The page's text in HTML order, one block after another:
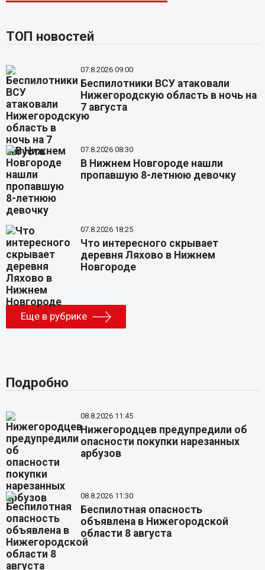
ТОП новостей
07.8.2026 09:00
Беспилотники ВСУ атаковали
Нижегородскую область в ночь на
7 августа
07.8.2026 08:30
В Нижнем Новгороде нашли
пропавшую 8-летнюю девочку
07.8.2026 18:25
Что интересного скрывает
деревня Ляхово в Нижнем
Новгороде
Еще в рубрике
Подробно
08.8.2026 11:45
Нижегородцев предупредили об
опасности покупки нарезанных
арбузов
08.8.2026 11:30
Беспилотная опасность
объявлена в Нижегородской
области 8 августа